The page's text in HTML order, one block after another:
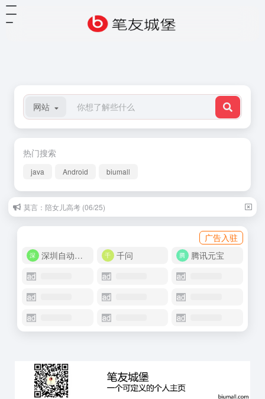
网站
热门搜索
java Android biumall
莫言：陪女儿高考 (06/25)
广告入驻
深圳自动化商城
千问 腾讯元宝